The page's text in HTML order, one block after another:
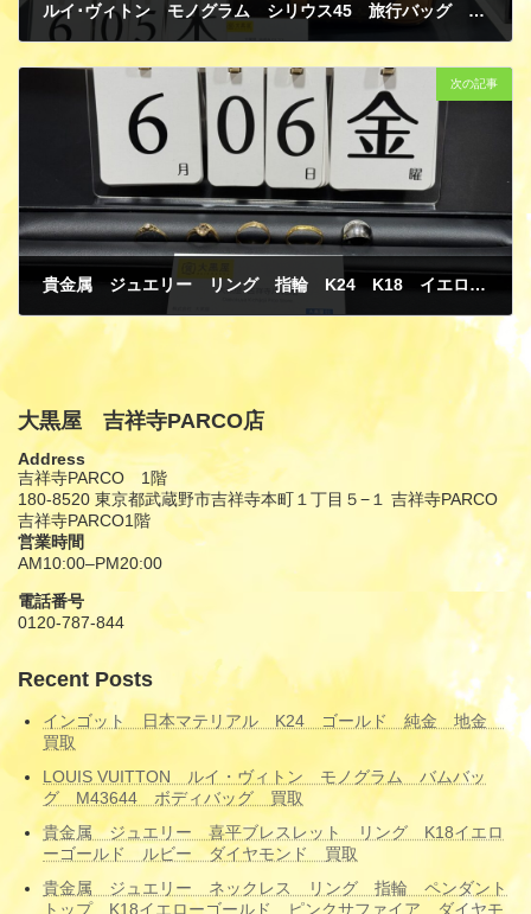
ルイ･ヴィトン モノグラム シリウス45 旅行バッグ M41408 買取
6月 6, 2025
次の記事
貴金属 ジュエリー リング 指輪 K24 K18 イエローゴールド ダイヤモンド プラチナ PT900 買取
6月 8, 2025
大黒屋 吉祥寺PARCO店
Address
吉祥寺PARCO 1階
180-8520 東京都武蔵野市吉祥寺本町１丁目５−１ 吉祥寺PARCO
吉祥寺PARCO1階
営業時間
AM10:00–PM20:00
電話番号
0120-787-844
Recent Posts
インゴット 日本マテリアル K24 ゴールド 純金 地金
買取
LOUIS VUITTON ルイ・ヴィトン モノグラム バムバッ
グ M43644 ボディバッグ 買取
貴金属 ジュエリー 喜平ブレスレット リング K18イエロ
ーゴールド ルビー ダイヤモンド 買取
貴金属 ジュエリー ネックレス リング 指輪 ペンダント
トップ K18イエローゴールド ピンクサファイア ダイヤモ